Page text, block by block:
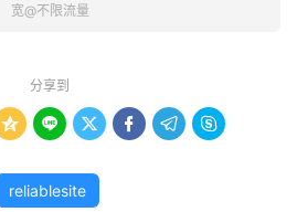
宽@不限流量
分享到
     
reliablesite